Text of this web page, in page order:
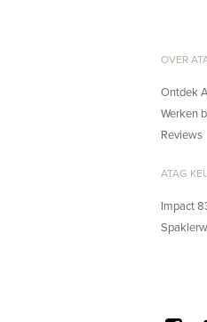
OVER
Ontdek
Werken
Reviews
ATAG
Impact